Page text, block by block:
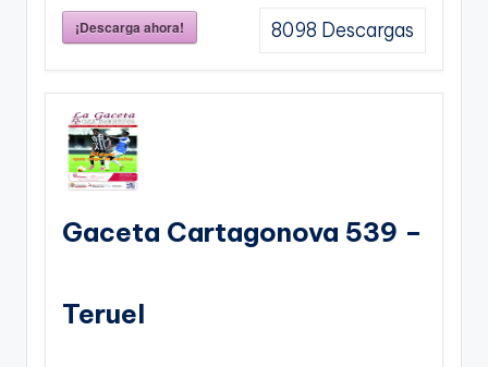
¡Descarga ahora! 8098 Descargas
Gaceta Cartagonova 539 –
Teruel